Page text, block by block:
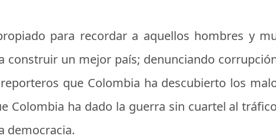
para recordar a aquellos hombres y
construir un mejor país; denunciando
que Colombia ha descubierto los
Colombia ha dado la guerra sin cuartel al
democracia.